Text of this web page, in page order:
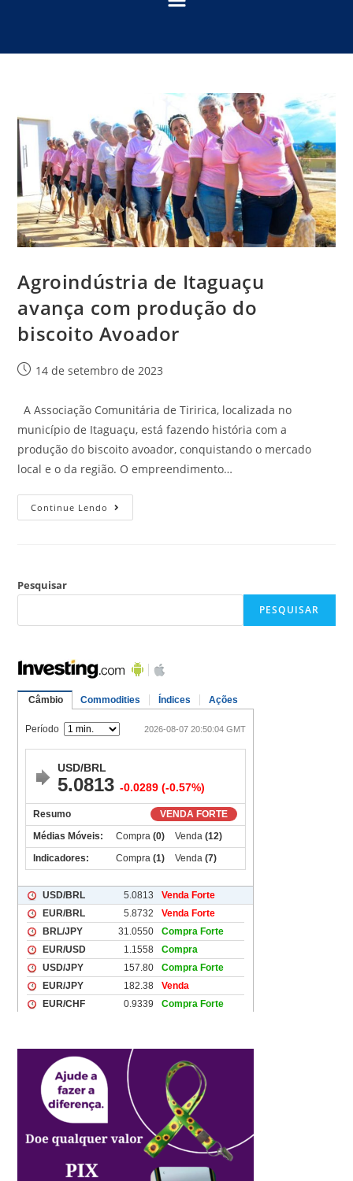
Agroindústria de Itaguaçu
avança com produção do
biscoito Avoador
14 de setembro de 2023
A Associação Comunitária de Tiririca, localizada no
município de Itaguaçu, está fazendo história com a
produção do biscoito avoador, conquistando o mercado
local e o da região. O empreendimento…
Continue Lendo
Pesquisar
PESQUISAR